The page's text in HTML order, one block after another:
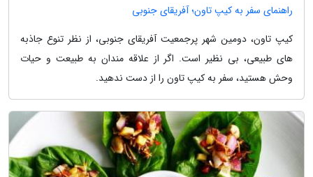
راهنمای سفر به کیپ تاون؛ آفریقای جنوبی
کیپ تاون، دومین شهر پرجمعیت آفریقای جنوبی، از نظر تنوع جاذبه
های طبیعی، بی نظیر است. اگر از علاقه مندان به طبیعت و حیات
وحش هستید، سفر به کیپ تاون را از دست ندهید.